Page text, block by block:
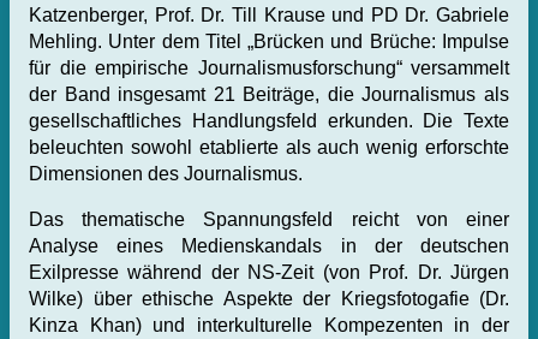
Katzenberger, Prof. Dr. Till Krause und PD Dr. Gabriele
Mehling. Unter dem Titel „Brücken und Brüche: Impulse
für die empirische Journalismusforschung“ versammelt
der Band insgesamt 21 Beiträge, die Journalismus als
gesellschaftliches Handlungsfeld erkunden. Die Texte
beleuchten sowohl etablierte als auch wenig erforschte
Dimensionen des Journalismus.
Das thematische Spannungsfeld reicht von einer
Analyse eines Medienskandals in der deutschen
Exilpresse während der NS-Zeit (von Prof. Dr. Jürgen
Wilke) über ethische Aspekte der Kriegsfotogafie (Dr.
Kinza Khan) und interkulturelle Kompezenten in der